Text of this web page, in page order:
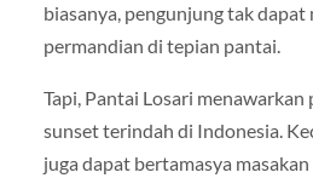
biasanya, pengunjung tak dapat
permandian di tepian pantai.
Tapi, Pantai Losari menawarkan
sunset terindah di Indonesia.
juga dapat bertamasya